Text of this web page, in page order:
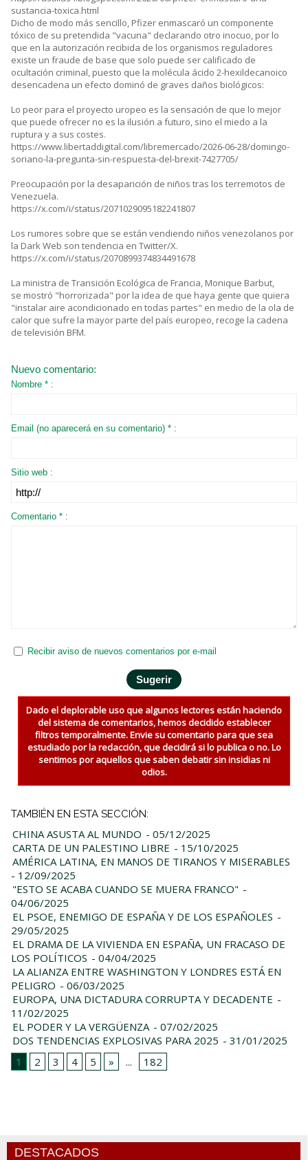
sustancia-toxica.html
Dicho de modo más sencillo, Pfizer enmascaró un componente
tóxico de su pretendida "vacuna" declarando otro inocuo, por lo
que en la autorización recibida de los organismos reguladores
existe un fraude de base que solo puede ser calificado de
ocultación criminal, puesto que la molécula ácido 2-hexildecanoico
desencadena un efecto dominó de graves daños biológicos:
Lo peor para el proyecto uropeo es la sensación de que lo mejor
que puede ofrecer no es la ilusión a futuro, sino el miedo a la
ruptura y a sus costes.
https://www.libertaddigital.com/libremercado/2026-06-28/domingo-
soriano-la-pregunta-sin-respuesta-del-brexit-7427705/
Preocupación por la desaparición de niños tras los terremotos de
Venezuela.
https://x.com/i/status/2071029095182241807
Los rumores sobre que se están vendiendo niños venezolanos por
la Dark Web son tendencia en Twitter/X.
https://x.com/i/status/2070899374834491678
La ministra de Transición Ecológica de Francia, Monique Barbut,
se mostró "horrorizada" por la idea de que haya gente que quiera
"instalar aire acondicionado en todas partes" en medio de la ola de
calor que sufre la mayor parte del país europeo, recoge la cadena
de televisión BFM.
Nuevo comentario:
Nombre * :
Email (no aparecerá en su comentario) * :
Sitio web :
Comentario * :
Recibir aviso de nuevos comentarios por e-mail
Dado el deplorable uso que algunos lectores están haciendo
del sistema de comentarios, hemos decidido establecer
filtros temporalmente. Envie su comentario para que sea
estudiado por la redacción, que decidirá si lo publica o no. Lo
sentimos por aquellos que saben debatir sin insidias ni
odios.
TAMBIÉN EN ESTA SECCIÓN:
CHINA ASUSTA AL MUNDO - 05/12/2025
CARTA DE UN PALESTINO LIBRE - 15/10/2025
AMÉRICA LATINA, EN MANOS DE TIRANOS Y MISERABLES
- 12/09/2025
"ESTO SE ACABA CUANDO SE MUERA FRANCO" -
04/06/2025
EL PSOE, ENEMIGO DE ESPAÑA Y DE LOS ESPAÑOLES -
29/05/2025
EL DRAMA DE LA VIVIENDA EN ESPAÑA, UN FRACASO DE
LOS POLÍTICOS - 04/04/2025
LA ALIANZA ENTRE WASHINGTON Y LONDRES ESTÁ EN
PELIGRO - 06/03/2025
EUROPA, UNA DICTADURA CORRUPTA Y DECADENTE -
11/02/2025
EL PODER Y LA VERGÜENZA - 07/02/2025
DOS TENDENCIAS EXPLOSIVAS PARA 2025 - 31/01/2025
1
2 3 4 5 » ... 182
DESTACADOS